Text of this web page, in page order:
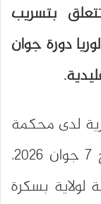
بتسريب
دورة جوان
لدى محكمة
بسكرة، فإن القضية تعود إلى تاريخ 7 جوان 2026،
لولاية بسكرة